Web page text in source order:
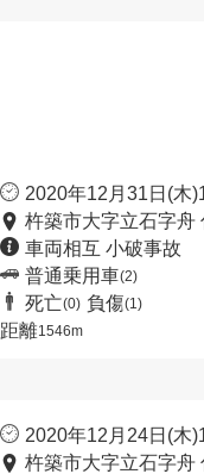
2020年12月31日(木
杵築市大字立石字舟
車両相互 小破事故
普通乗用車(2)
死亡(0) 負傷(1)
距離1546m
2020年12月24日(木
杵築市大字立石字舟